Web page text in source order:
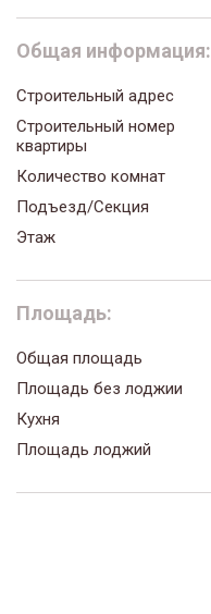
Общая информация:
Строительный адрес
Строительный номер
квартиры
Количество комнат
Подъезд/Секция
Этаж
Площадь:
Общая площадь
Площадь без лоджии
Кухня
Площадь лоджий